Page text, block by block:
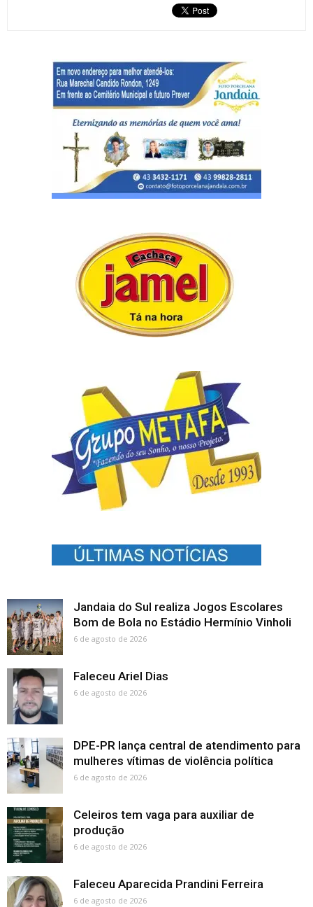
Jandaia do Sul realiza Jogos Escolares
Bom de Bola no Estádio Hermínio Vinholi
6 de agosto de 2026
Faleceu Ariel Dias
6 de agosto de 2026
DPE-PR lança central de atendimento para
mulheres vítimas de violência política
6 de agosto de 2026
Celeiros tem vaga para auxiliar de
produção
6 de agosto de 2026
Faleceu Aparecida Prandini Ferreira
6 de agosto de 2026